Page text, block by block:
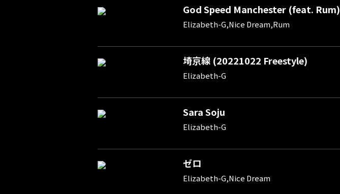
God Speed Manchester (feat. Rum)
Elizabeth-G,Nice Dream,Rum
埼京線 (20221022 Freestyle)
Elizabeth-G
Sara Soju
Elizabeth-G
ゼロ
Elizabeth-G,Nice Dream